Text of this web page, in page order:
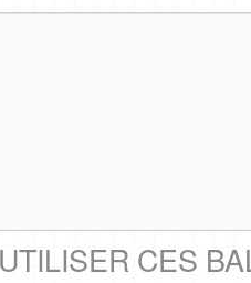
CES